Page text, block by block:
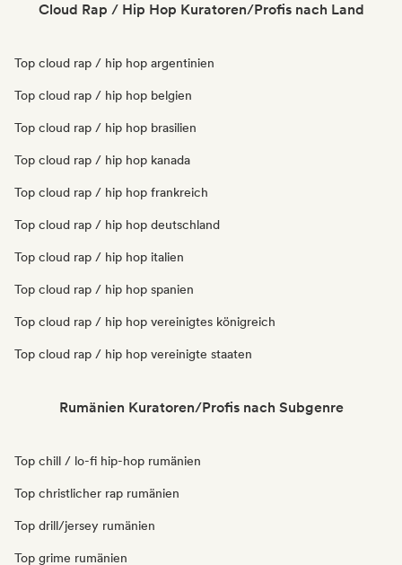
Cloud Rap / Hip Hop Kuratoren/Profis nach Land
Top cloud rap / hip hop argentinien
Top cloud rap / hip hop belgien
Top cloud rap / hip hop brasilien
Top cloud rap / hip hop kanada
Top cloud rap / hip hop frankreich
Top cloud rap / hip hop deutschland
Top cloud rap / hip hop italien
Top cloud rap / hip hop spanien
Top cloud rap / hip hop vereinigtes königreich
Top cloud rap / hip hop vereinigte staaten
Rumänien Kuratoren/Profis nach Subgenre
Top chill / lo-fi hip-hop rumänien
Top christlicher rap rumänien
Top drill/jersey rumänien
Top grime rumänien